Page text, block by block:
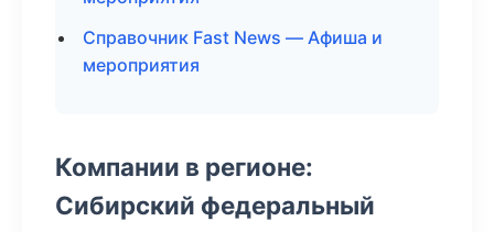
Справочник Fast News — Афиша и
мероприятия
Компании в регионе:
Сибирский федеральный